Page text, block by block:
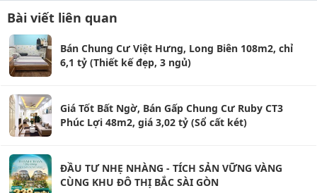
Bài viết liên quan
Bán Chung Cư Việt Hưng, Long Biên 108m2, chỉ
6,1 tỷ (Thiết kế đẹp, 3 ngủ)
Giá Tốt Bất Ngờ, Bán Gấp Chung Cư Ruby CT3
Phúc Lợi 48m2, giá 3,02 tỷ (Sổ cất két)
ĐẦU TƯ NHẸ NHÀNG - TÍCH SẢN VỮNG VÀNG
CÙNG KHU ĐÔ THỊ BẮC SÀI GÒN